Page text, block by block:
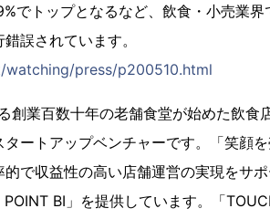
でトップとなるなど、飲食・小売業
誤されています。
press/p200510.html
創業百数十年の老舗食堂が始めた飲食
ートアップベンチャーです。「笑顔
で収益性の高い店舗運営の実現をサ
BI」を提供しています。「